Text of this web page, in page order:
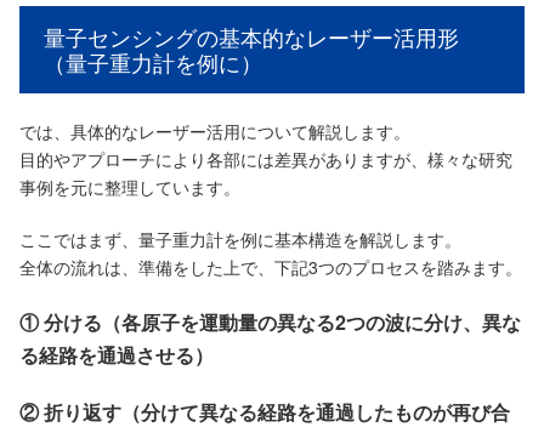
量子センシングの基本的なレーザー活用形
（量子重力計を例に）
では、具体的なレーザー活用について解説します。
目的やアプローチにより各部には差異がありますが、様々な研究
事例を元に整理しています。
ここではまず、量子重力計を例に基本構造を解説します。
全体の流れは、準備をした上で、下記3つのプロセスを踏みます。
① 分ける（各原子を運動量の異なる2つの波に分け、異な
る経路を通過させる）
② 折り返す（分けて異なる経路を通過したものが再び合